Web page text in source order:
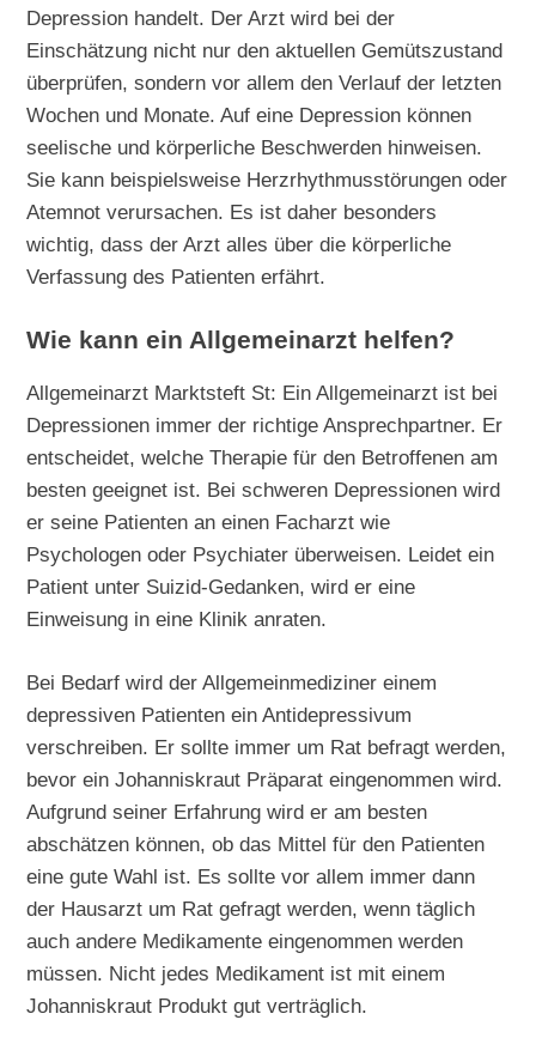
Depression handelt. Der Arzt wird bei der
Einschätzung nicht nur den aktuellen Gemütszustand
überprüfen, sondern vor allem den Verlauf der letzten
Wochen und Monate. Auf eine Depression können
seelische und körperliche Beschwerden hinweisen.
Sie kann beispielsweise Herzrhythmusstörungen oder
Atemnot verursachen. Es ist daher besonders
wichtig, dass der Arzt alles über die körperliche
Verfassung des Patienten erfährt.
Wie kann ein Allgemeinarzt helfen?
Allgemeinarzt Marktsteft St: Ein Allgemeinarzt ist bei
Depressionen immer der richtige Ansprechpartner. Er
entscheidet, welche Therapie für den Betroffenen am
besten geeignet ist. Bei schweren Depressionen wird
er seine Patienten an einen Facharzt wie
Psychologen oder Psychiater überweisen. Leidet ein
Patient unter Suizid-Gedanken, wird er eine
Einweisung in eine Klinik anraten.
Bei Bedarf wird der Allgemeinmediziner einem
depressiven Patienten ein Antidepressivum
verschreiben. Er sollte immer um Rat befragt werden,
bevor ein Johanniskraut Präparat eingenommen wird.
Aufgrund seiner Erfahrung wird er am besten
abschätzen können, ob das Mittel für den Patienten
eine gute Wahl ist. Es sollte vor allem immer dann
der Hausarzt um Rat gefragt werden, wenn täglich
auch andere Medikamente eingenommen werden
müssen. Nicht jedes Medikament ist mit einem
Johanniskraut Produkt gut verträglich.